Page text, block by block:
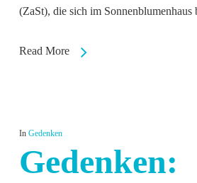
(ZaSt), die sich im
Read More
In Gedenken
Gedenken: